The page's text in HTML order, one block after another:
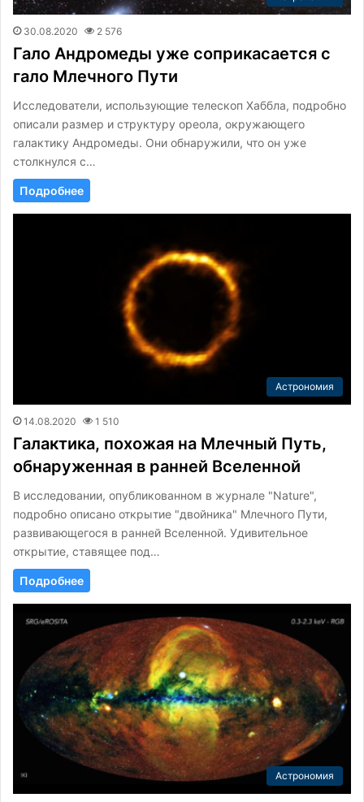
30.08.2020 2 576
Гало Андромеды уже соприкасается с
гало Млечного Пути
Исследователи, использующие телескоп Хаббла, подробно
описали размер и структуру ореола, окружающего
галактику Андромеды. Они обнаружили, что он уже
столкнулся с…
Подробнее
Астрономия
14.08.2020 1 510
Галактика, похожая на Млечный Путь,
обнаруженная в ранней Вселенной
В исследовании, опубликованном в журнале "Nature",
подробно описано открытие "двойника" Млечного Пути,
развивающегося в ранней Вселенной. Удивительное
открытие, ставящее под…
Подробнее
Астрономия